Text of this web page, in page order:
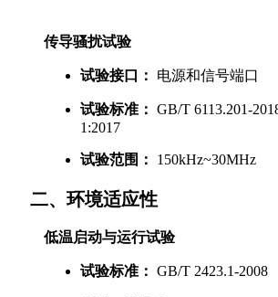
传导骚扰试验
试验接口： 电源和信号端口
试验标准： GB/T 6113.201-
1:2017
试验范围： 150kHz~30MHz
二、环境适应性
低温启动与运行试验
试验标准： GB/T 2423.1-2008